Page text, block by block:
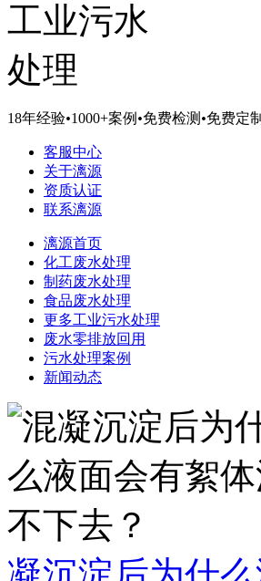
18年经验•1000+案例 •免费检测 •免费定
客服中心
关于漓源
资质认证
联系漓源
漓源首页
化工废水处理
制药废水处理
食品废水处理
更多工业污水处理
废水零排放回用
污水处理案例
新闻动态